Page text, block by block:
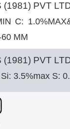
(1981) PVT
C:
MM
(1981) PVT
3.5%max S:
Co.